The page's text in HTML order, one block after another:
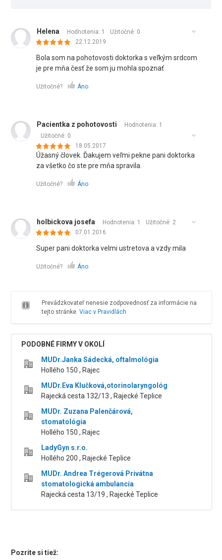
Helena Hodnotenia: 1 Užitočné: 0
22.12.2019
Bola som na pohotovosti doktorka s veľkým srdcom
je pre mňa česť že som ju mohla spoznať
Užitočné? Áno
Pacientka z pohotovosti
Hodnotenia: 1
Užitočné: 0
18.05.2017
Úžasný človek. Ďakujem veľmi pekne pani doktorka
za všetko čo ste pre mňa spravila.
Užitočné? Áno
holbickova josefa Hodnotenia: 1 Užitočné: 2
07.01.2016
Super pani doktorka velmi ustretova a vzdy mila
Užitočné? Áno
Prevádzkovateľ nenesie zodpovednosť za informácie na
tejto stránke. Viac v Pravidlách
PODOBNÉ FIRMY V OKOLÍ
MUDr.Janka Sádecká, oftalmológia
Hollého 150 , Rajec
MUDr.Eva Klučková,otorinolaryngológ
Rajecká cesta 132/13 , Rajecké Teplice
MUDr. Zuzana Palenčárová,
stomatológia
Hollého 150 , Rajec
LadyGyn s.r.o.
Hollého 200 , Rajecké Teplice
MUDr. Andrea Trégerová Privátna
stomatologická ambulancia
Rajecká cesta 13/19 , Rajecké Teplice
Pozrite si tiež: